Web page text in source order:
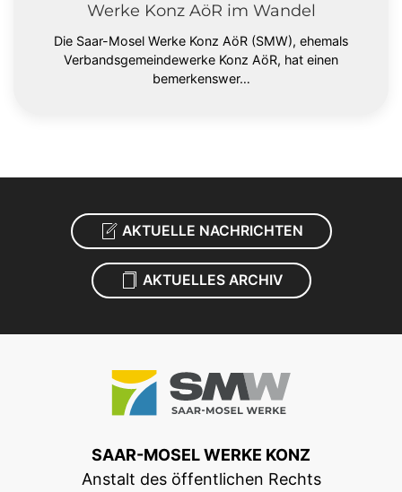
Werke Konz AöR im Wandel
Die Saar-Mosel Werke Konz AöR (SMW), ehemals
Verbandsgemeindewerke Konz AöR, hat einen
bemerkenswer…
AKTUELLE NACHRICHTEN
AKTUELLES ARCHIV
SAAR-MOSEL WERKE KONZ
Anstalt des öffentlichen Rechts